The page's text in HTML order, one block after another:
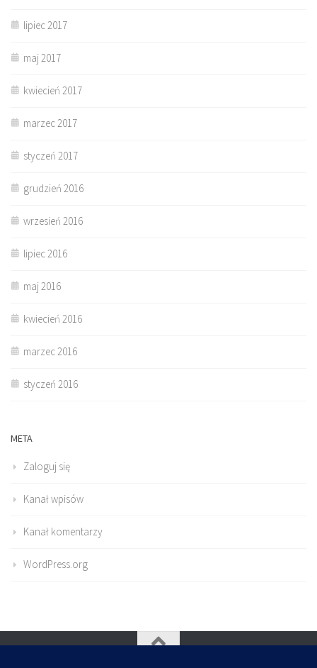
lipiec 2017
maj 2017
kwiecień 2017
marzec 2017
styczeń 2017
grudzień 2016
wrzesień 2016
lipiec 2016
maj 2016
kwiecień 2016
marzec 2016
styczeń 2016
META
Zaloguj się
Kanał wpisów
Kanał komentarzy
WordPress.org